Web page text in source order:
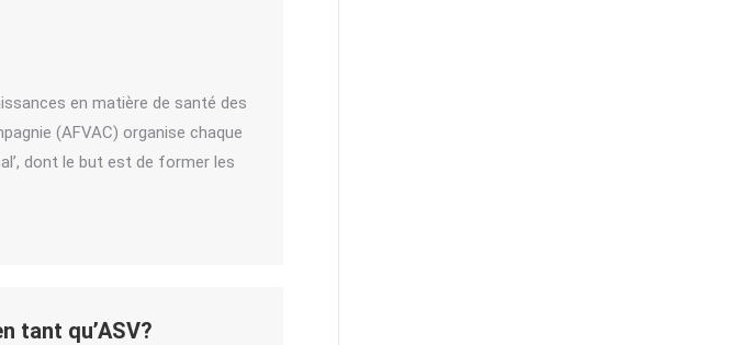
en matière de santé des
(AFVAC) organise chaque
dont le but est de former les
tant qu’ASV?